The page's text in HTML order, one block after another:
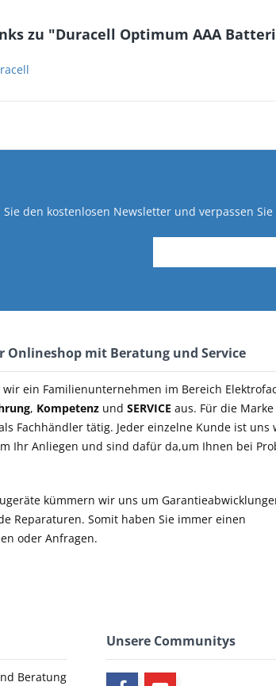
zu "Duracell Optimum AAA
den kostenlosen Newsletter und verpassen
Onlineshop mit Beratung und Service
ein Familienunternehmen im Bereich
, Kompetenz und SERVICE aus. Für die
Fachhändler tätig. Jeder einzelne Kunde ist uns
Ihr Anliegen und sind dafür da,um Ihnen bei
kümmern wir uns um
Reparaturen. Somit haben Sie immer einen
oder Anfragen.
Beratung
Unsere Communitys